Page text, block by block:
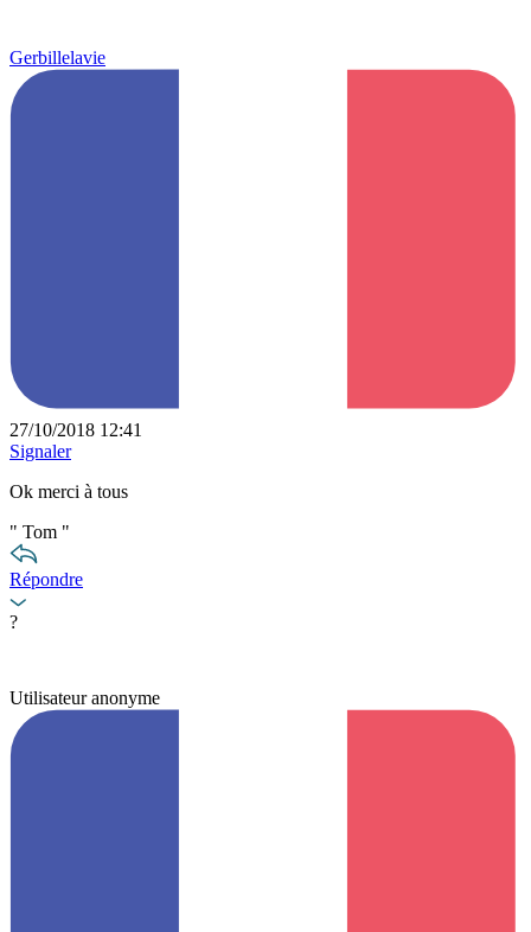
Gerbillelavie
27/10/2018 12:41
Signaler
Ok merci à tous
" Tom "
Répondre
?
Utilisateur anonyme